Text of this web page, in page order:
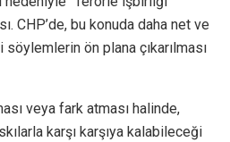
CHP’de, bu konuda daha net ve
söylemlerin ön plana çıkarılması
veya fark atması halinde,
karşı karşıya kalabileceği